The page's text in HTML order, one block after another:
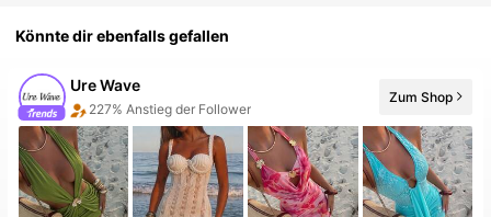
Könnte dir ebenfalls gefallen
Ure Wave
227% Anstieg der Follower
Zum Shop